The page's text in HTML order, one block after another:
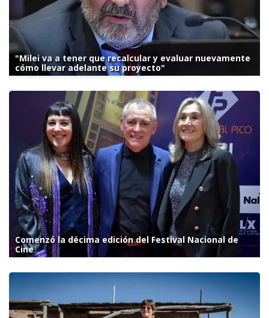
"Milei va a tener que recalcular y evaluar nuevamente
cómo llevar adelante su proyecto"
Comenzó la décima edición del Festival Nacional de
Cine